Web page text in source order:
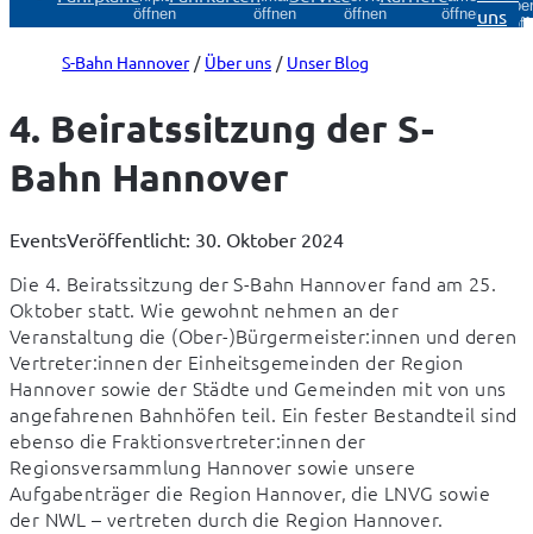
öffnen
öffnen
öffnen
öffnenuns
S-Bahn Hannover Über uns Unser Blog
4. Beiratssitzung der S-
Bahn Hannover
EventsVeröffentlicht: 30. Oktober 2024
Die 4. Beiratssitzung der S-Bahn Hannover fand am 25.
Oktober statt. Wie gewohnt nehmen an der
Veranstaltung die (Ober-)Bürgermeister:innen und deren
Vertreter:innen der Einheitsgemeinden der Region
Hannover sowie der Städte und Gemeinden mit von uns
angefahrenen Bahnhöfen teil. Ein fester Bestandteil sind
ebenso die Fraktionsvertreter:innen der
Regionsversammlung Hannover sowie unsere
Aufgabenträger die Region Hannover, die LNVG sowie
der NWL – vertreten durch die Region Hannover.